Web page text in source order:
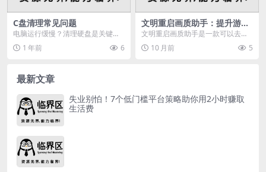
C盘清理常见问题
电脑运行缓慢？清理硬盘是关键！
面对市面上众多C盘清理软件，如何
选择合适的工具？本...
1 年前 6
文明重启画质助手：提升游戏
画质，畅享自定义编辑功能
文明重启画质助手是一款可以去将
为玩家们提供许多帮助性的设定的
手游，玩家们在这款游...
10 月前 5
最新文章
失业别怕！7个低门槛平台策略助你用2小时赚取
生活费